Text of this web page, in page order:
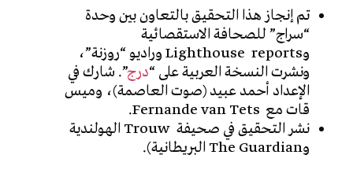
تم إنجاز هذا التحقيق بالتعاون بين وحدة
“سراج” للصحافة الاستقصائية
وLighthouse reports وراديو “روزنة”،
ونشرت النسخة العربية على “درج”. شارك في
الإعداد أحمد عبيد (صوت العاصمة)، وميس
قات مع Fernande van Tets.
نشر التحقيق في صحيفة Trouw الهولندية
وThe Guardian البريطانية).